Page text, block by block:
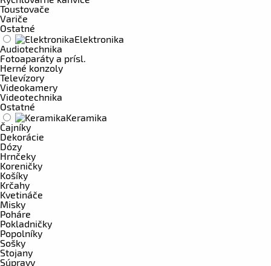
Toustovače
Variče
Ostatné
Elektronika
Audiotechnika
Fotoaparáty a prísl.
Herné konzoly
Televízory
Videokamery
Videotechnika
Ostatné
Keramika
Čajníky
Dekorácie
Dózy
Hrnčeky
Koreničky
Košíky
Krčahy
Kvetináče
Misky
Poháre
Pokladničky
Popolníky
Sošky
Stojany
Súpravy